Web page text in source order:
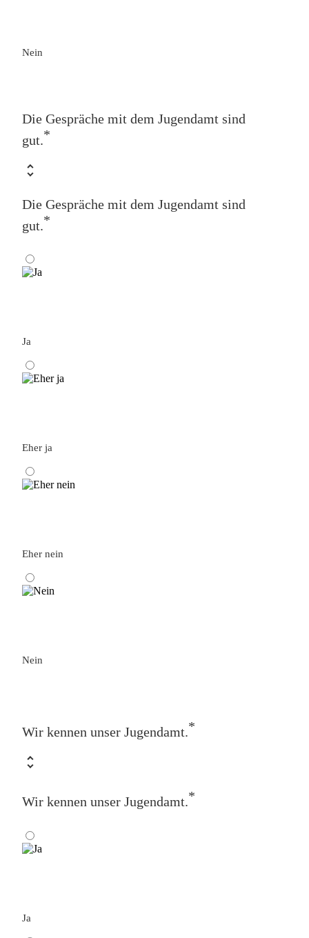
Nein
Die Gespräche mit dem Jugendamt sind
gut.*
Die Gespräche mit dem Jugendamt sind
gut. *
Ja
Eher ja
Eher nein
Nein
Wir kennen unser Jugendamt.*
Wir kennen unser Jugendamt.*
Ja